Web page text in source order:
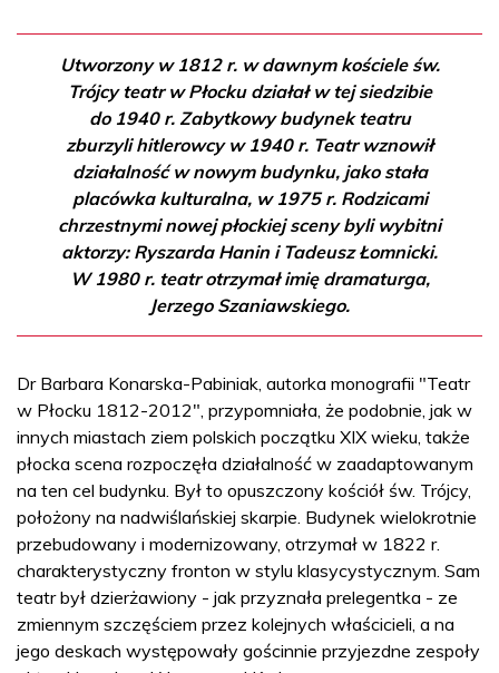
Utworzony w 1812 r. w dawnym kościele św.
Trójcy teatr w Płocku działał w tej siedzibie
do 1940 r. Zabytkowy budynek teatru
zburzyli hitlerowcy w 1940 r. Teatr wznowił
działalność w nowym budynku, jako stała
placówka kulturalna, w 1975 r. Rodzicami
chrzestnymi nowej płockiej sceny byli wybitni
aktorzy: Ryszarda Hanin i Tadeusz Łomnicki.
W 1980 r. teatr otrzymał imię dramaturga,
Jerzego Szaniawskiego.
Dr Barbara Konarska-Pabiniak, autorka monografii "Teatr
w Płocku 1812-2012", przypomniała, że podobnie, jak w
innych miastach ziem polskich początku XIX wieku, także
płocka scena rozpoczęła działalność w zaadaptowanym
na ten cel budynku. Był to opuszczony kościół św. Trójcy,
położony na nadwiślańskiej skarpie. Budynek wielokrotnie
przebudowany i modernizowany, otrzymał w 1822 r.
charakterystyczny fronton w stylu klasycystycznym. Sam
teatr był dzierżawiony - jak przyznała prelegentka - ze
zmiennym szczęściem przez kolejnych właścicieli, a na
jego deskach występowały gościnnie przyjezdne zespoły